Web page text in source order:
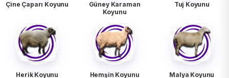
Çine Çaparı Koyunu
Güney Karaman
Koyunu
Tuj Koyunu
Herik Koyunu Hemşin Koyunu Malya Koyunu